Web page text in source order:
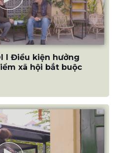
I Điều kiện hưởng
xã hội bắt buộc